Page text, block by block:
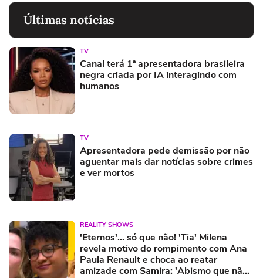
Últimas notícias
TV
Canal terá 1ª apresentadora brasileira
negra criada por IA interagindo com
humanos
TV
Apresentadora pede demissão por não
aguentar mais dar notícias sobre crimes
e ver mortos
REALITY SHOWS
'Eternos'... só que não! 'Tia' Milena
revela motivo do rompimento com Ana
Paula Renault e choca ao reatar
amizade com Samira: 'Abismo que não